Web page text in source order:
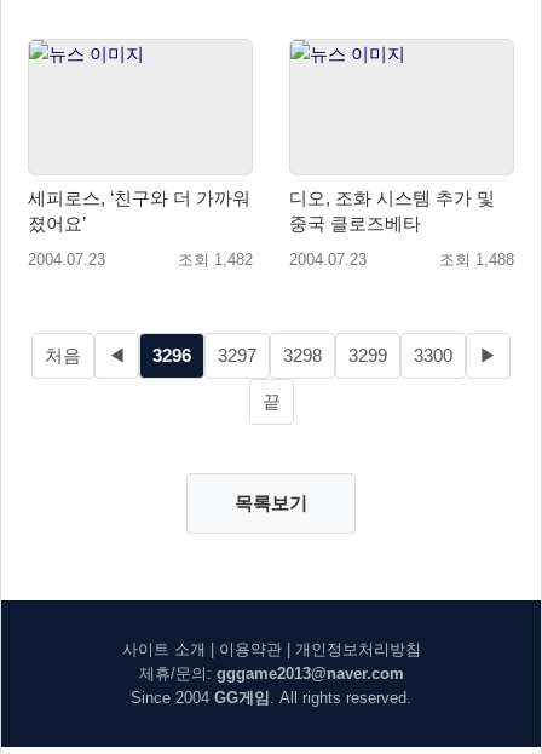
세피로스, ‘친구와 더 가까워
졌어요’
2004.07.23 조회 1,482
디오, 조화 시스템 추가 및
중국 클로즈베타
2004.07.23 조회 1,488
처음 ◀ 3296 3297 3298 3299 3300 ▶
끝
목록보기
사이트 소개 이용약관| 개인정보처리방침
제휴/문의: gggame2013@naver.com
Since 2004 GG게임 . All rights reserved.